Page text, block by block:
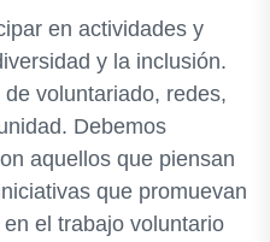
en actividades y
y la inclusión.
voluntariado, redes,
Debemos
aquellos que piensan
que promuevan
el trabajo voluntario